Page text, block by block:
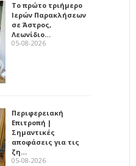
Το πρώτο τριήμερο
Ιερών Παρακλήσεων
σε Άστρος,
Λεωνίδιο…
05-08-2026
Περιφερειακή
Επιτροπή |
Σημαντικές
αποφάσεις για τις
ζη…
05-08-2026